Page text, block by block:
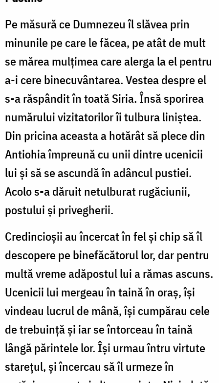
Pe măsură ce Dumnezeu îl slăvea prin
minunile pe care le făcea, pe atât de mult
se mărea mulțimea care alerga la el pentru
a-i cere binecuvântarea. Vestea despre el
s-a răspândit în toată Siria. Însă sporirea
numărului vizitatorilor îi tulbura liniștea.
Din pricina aceasta a hotărât să plece din
Antiohia împreună cu unii dintre ucenicii
lui și să se ascundă în adâncul pustiei.
Acolo s-a dăruit netulburat rugăciunii,
postului și privegherii.
Credincioșii au încercat în fel și chip să îl
descopere pe binefăcătorul lor, dar pentru
multă vreme adăpostul lui a rămas ascuns.
Ucenicii lui mergeau în taină în oraș, își
vindeau lucrul de mână, își cumpărau cele
de trebuință și iar se întorceau în taină
lângă părintele lor. Își urmau întru virtute
starețul, și încercau să îl urmeze în